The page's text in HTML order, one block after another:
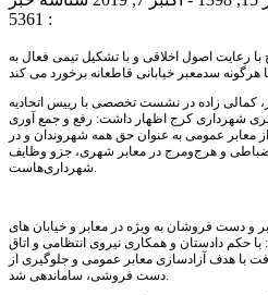
: 5361
رعایت اصول اخلاقی و با تشکیل تیمی فعال به
کمالی زاده در نشست تخصصی با رییس اتحادیه
شهرداری کرج اظهار داشت: رفع و جمع آوری
عمومی به عنوان حق همه شهروندان و در
و هرج‌ومرج در معابر شهری، جزو وظایف
شهرداری‌هاست.
و دست فروشان به ویژه در معابر و خیابان های
حکم دادستان و همکاری نیروی انتظامی و اتاق
با هدف آزادسازی معابر عمومی و جلوگیری از
دست فروشی، ساماندهی شد.